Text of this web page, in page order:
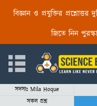
বিজ্ঞান ও প্রযুক্তির
জিতে নিন
সদস্যঃ Mila Hoque
সকল প্রশ্ন